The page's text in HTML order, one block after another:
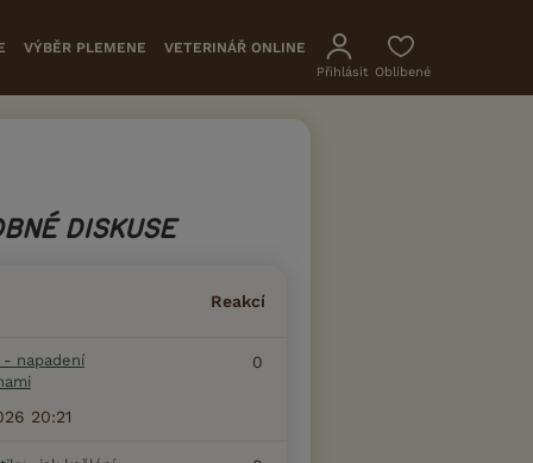
VÝBĚR PLEMENE VETERINÁŘ ONLINE
Přihlásit Oblíbené
DISKUSE
Reakcí
- napadení
0
20:21